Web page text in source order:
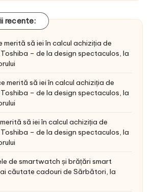
recente:
merită să iei în calcul achiziția de
– de la design spectaculos, la
merită să iei în calcul achiziția de
– de la design spectaculos, la
să iei în calcul achiziția de
– de la design spectaculos, la
de smartwatch și brățări smart
căutate cadouri de Sărbători, la